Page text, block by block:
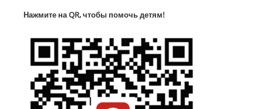
Нажмите на QR, чтобы помочь детям!